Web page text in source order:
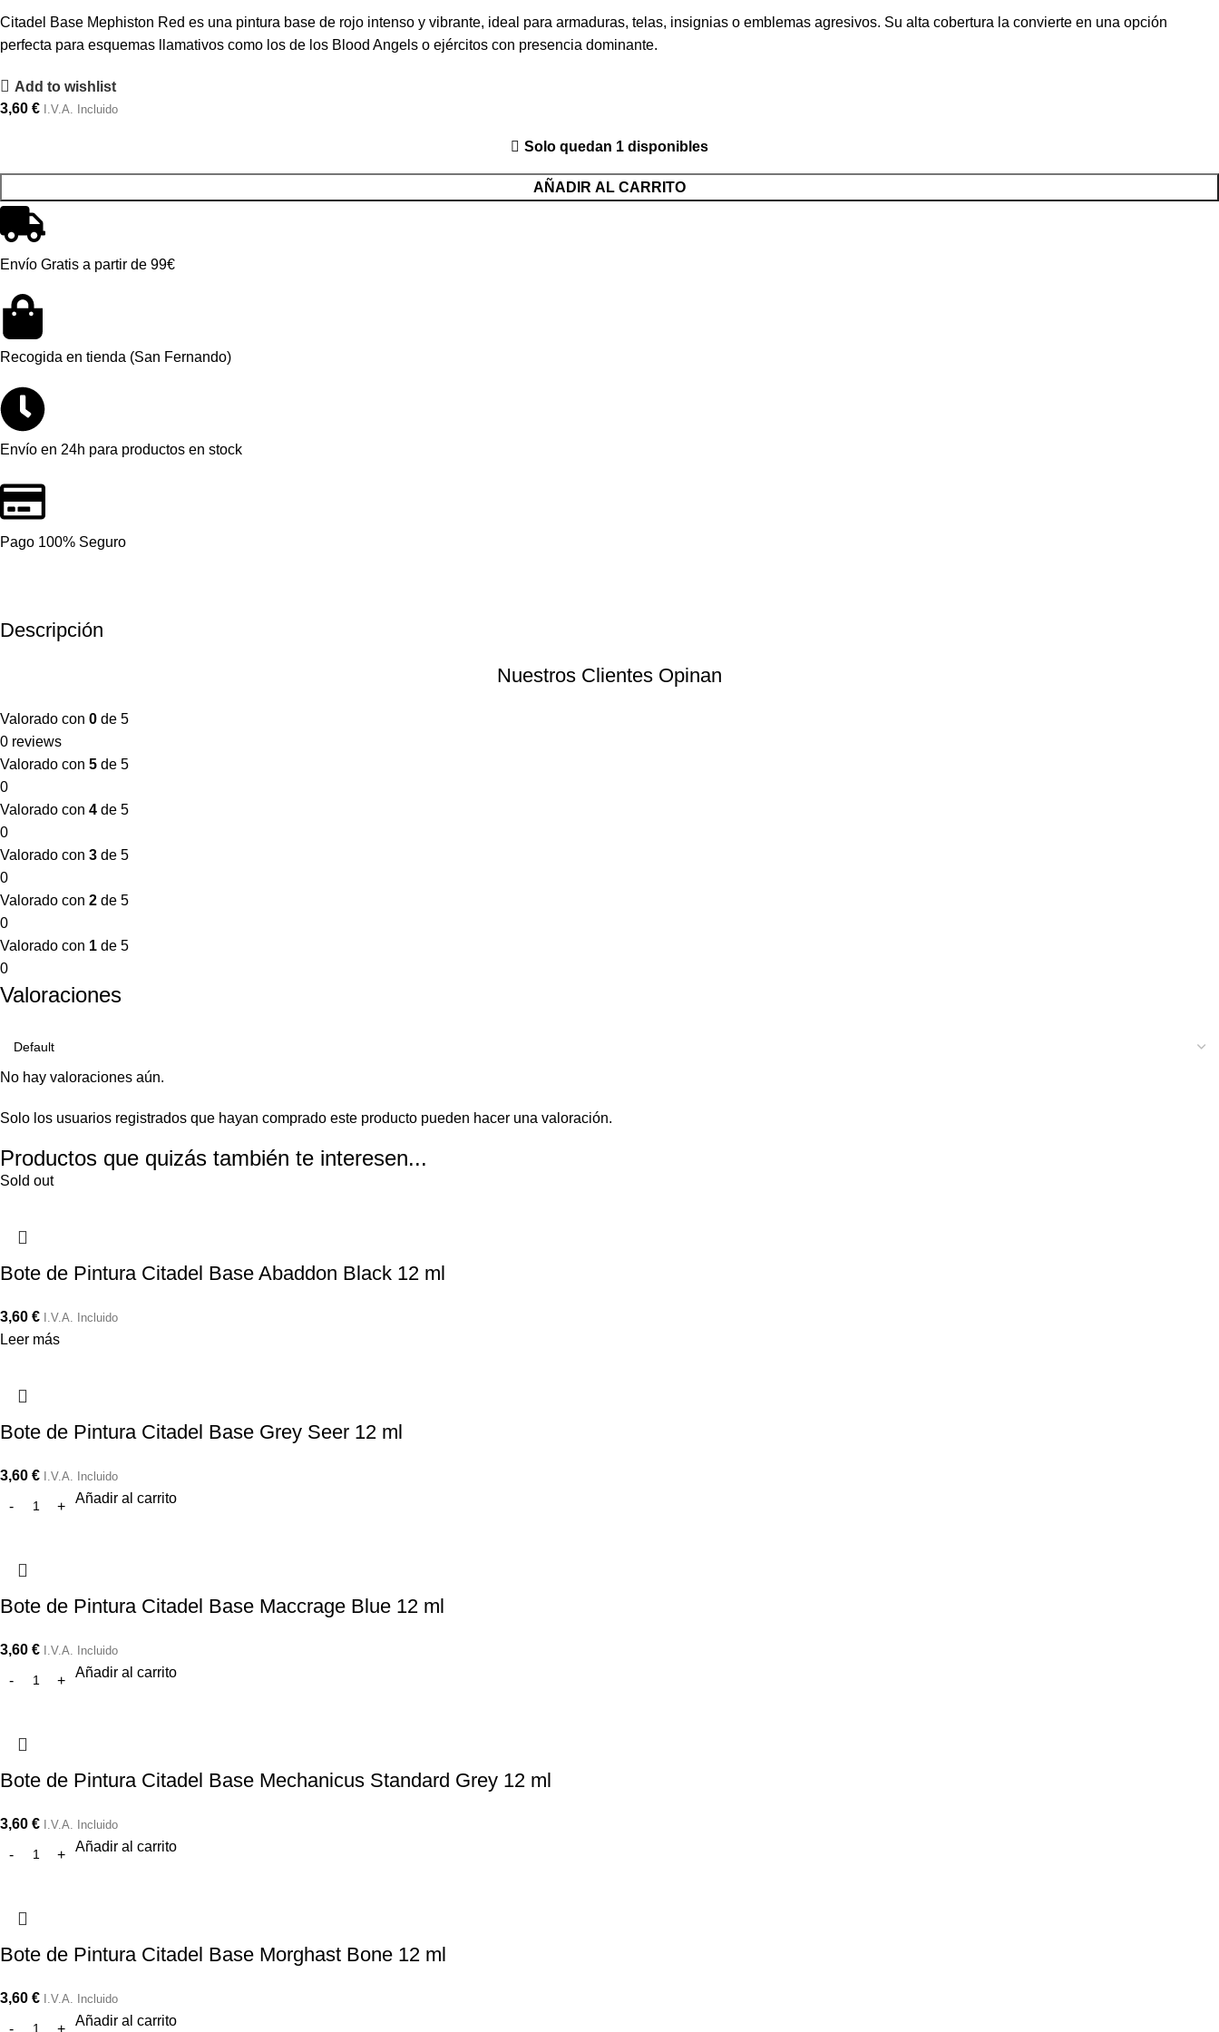
Citadel Base Mephiston Red es una pintura base de rojo intenso y vibrante, ideal para armaduras, telas, insignias o emblemas agresivos. Su alta cobertura la convierte en una opción
perfecta para esquemas llamativos como los de los Blood Angels o ejércitos con presencia dominante.
Add to wishlist
3,60 € I.V.A. Incluido
Solo quedan 1 disponibles
AÑADIR AL CARRITO
Envío Gratis a partir de 99€
Recogida en tienda (San Fernando)
Envío en 24h para productos en stock
Pago 100% Seguro
Descripción
Nuestros Clientes Opinan
Valorado con 0 de 5
0 reviews
Valorado con 5 de 5
0
Valorado con 4 de 5
0
Valorado con 3 de 5
0
Valorado con 2 de 5
0
Valorado con 1 de 5
0
Valoraciones
No hay valoraciones aún.
Solo los usuarios registrados que hayan comprado este producto pueden hacer una valoración.
Productos que quizás también te interesen...
Sold out
Bote de Pintura Citadel Base Abaddon Black 12 ml
3,60 € I.V.A. Incluido
Leer más
Bote de Pintura Citadel Base Grey Seer 12 ml
3,60 € I.V.A. Incluido
Añadir al carrito
Bote de Pintura Citadel Base Maccrage Blue 12 ml
3,60 € I.V.A. Incluido
Añadir al carrito
Bote de Pintura Citadel Base Mechanicus Standard Grey 12 ml
3,60 € I.V.A. Incluido
Añadir al carrito
Bote de Pintura Citadel Base Morghast Bone 12 ml
3,60 € I.V.A. Incluido
Añadir al carrito